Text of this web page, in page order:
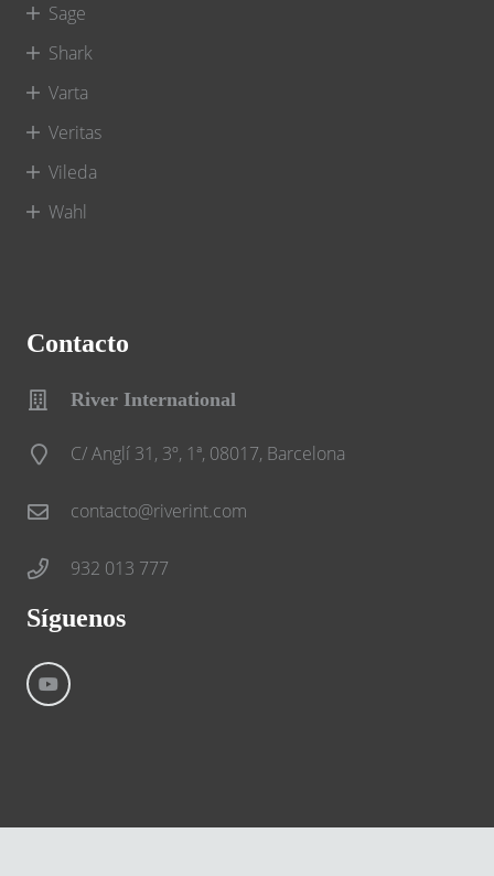
Sage
Shark
Varta
Veritas
Vileda
Wahl
Contacto
River International
C/ Anglí 31, 3º, 1ª, 08017, Barcelona
contacto@riverint.com
932 013 777
Síguenos